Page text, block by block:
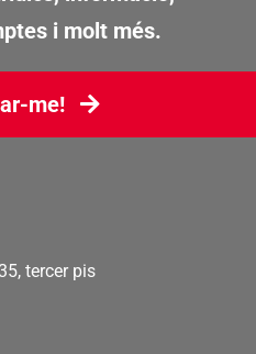
i molt més.
me!
tercer pis